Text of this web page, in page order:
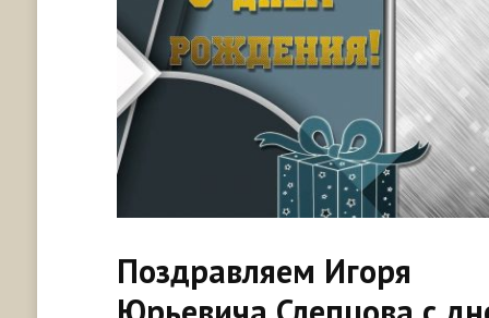
Поздравляем Игоря